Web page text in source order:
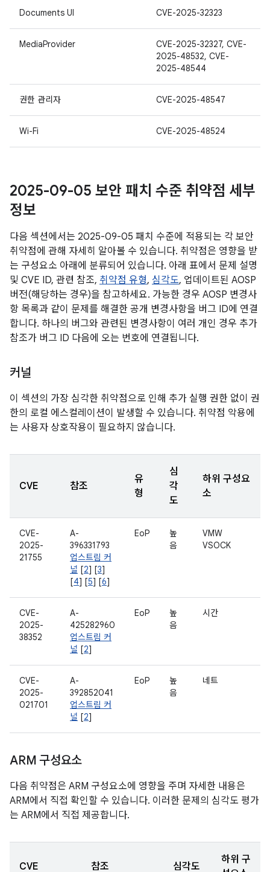
Documents UI CVE-2025-32323
MediaProvider
CVE-2025-32327, CVE-
2025-48532, CVE-
2025-48544
권한 관리자 CVE-2025-48547
Wi-Fi CVE-2025-48524
2025-09-05 보안 패치 수준 취약점 세부
정보
다음 섹션에서는 2025-09-05 패치 수준에 적용되는 각 보안
취약점에 관해 자세히 알아볼 수 있습니다. 취약점은 영향을 받
는 구성요소 아래에 분류되어 있습니다. 아래 표에서 문제 설명
및 CVE ID, 관련 참조, 취약점 유형, 심각도, 업데이트된 AOSP
버전(해당하는 경우)을 참고하세요. 가능한 경우 AOSP 변경사
항 목록과 같이 문제를 해결한 공개 변경사항을 버그 ID에 연결
합니다. 하나의 버그와 관련된 변경사항이 여러 개인 경우 추가
참조가 버그 ID 다음에 오는 번호에 연결됩니다.
커널
이 섹션의 가장 심각한 취약점으로 인해 추가 실행 권한 없이 권
한의 로컬 에스컬레이션이 발생할 수 있습니다. 취약점 악용에
는 사용자 상호작용이 필요하지 않습니다.
CVE 참조
유
형
심
각
도
하위 구성요
소
CVE-
2025-
21755
A-
396331793
업스트림 커
널 [2] [3]
[4] [5] [6]
EoP
높
음
VMW
VSOCK
CVE-
2025-
38352
A-
425282960
업스트림 커
널 [2]
EoP
높
음
시간
CVE-
2025-
021701
A-
392852041
업스트림 커
널 [2]
EoP
높
음
네트
ARM 구성요소
다음 취약점은 ARM 구성요소에 영향을 주며 자세한 내용은
ARM에서 직접 확인할 수 있습니다. 이러한 문제의 심각도 평가
는 ARM에서 직접 제공합니다.
CVE 참조 심각도
하위 구